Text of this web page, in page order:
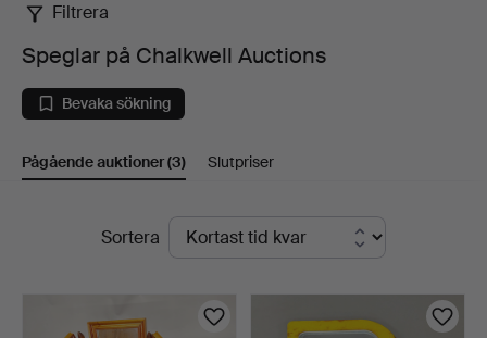
Speglar
på
Chalkwell
Auctions
Filtrera
Speglar på Chalkwell Auctions
Bevaka sökning
Pågående auktioner(3) Slutpriser
PågåendeSortera